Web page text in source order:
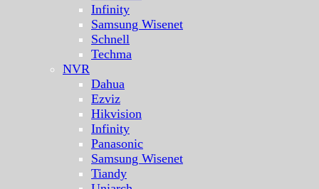
Infinity
Samsung Wisenet
Schnell
Techma
NVR
Dahua
Ezviz
Hikvision
Infinity
Panasonic
Samsung Wisenet
Tiandy